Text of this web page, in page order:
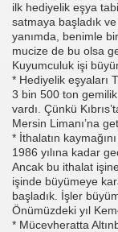
ilk hediyelik eşya
satmaya başladık
yanımda, benimle
mucize de bu olsa
Kuyumculuk işi
* Hediyelik eşyaları
3 bin 500 ton
vardı. Çünkü
Mersin Limanı’na
* İthalatın
1986 yılına kadar
Ancak bu ithalat
işinde büyümeye
başladık. İşler
Önümüzdeki yıl
* Mücevheratta
İSMAİL